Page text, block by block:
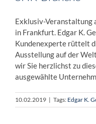
Exklusiv-Veranstaltung
in Frankfurt. Edgar K.
Kundenexperte rüttelt
Ausstellung auf der
wir Sie herzlichst zu
ausgewählte
10.02.2019 | Tags: Edgar K.